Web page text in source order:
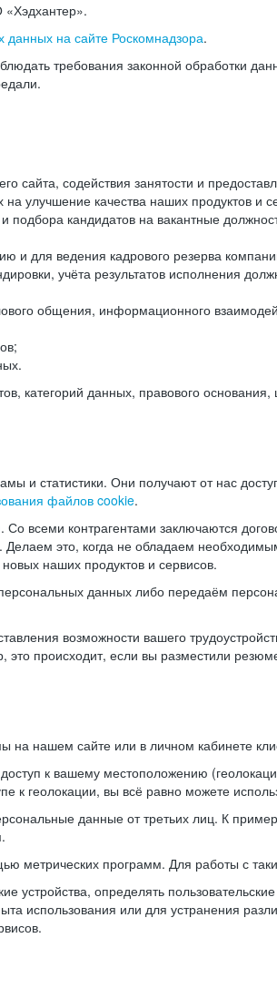
данных на сайте Роскомнадзора.
требования законной обработки
содействия занятости и
улучшение качества наших продуктов и
кандидатов на вакантные
и для ведения кадрового резерва
учёта результатов исполнения
общения, информационного
категорий данных, правового
и статистики. Они получают от нас
файлов cookie.
. Со всеми контрагентами заключаются
это, когда не обладаем
наших продуктов и сервисов.
данных либо передаём
возможности вашего
происходит, если вы разместили
нашем сайте или в личном кабинете
к вашему местоположению
к геолокации, вы всё равно можете
данные от третьих лиц. К
метрических программ. Для работы с
определять пользовательские
использования или для устранения